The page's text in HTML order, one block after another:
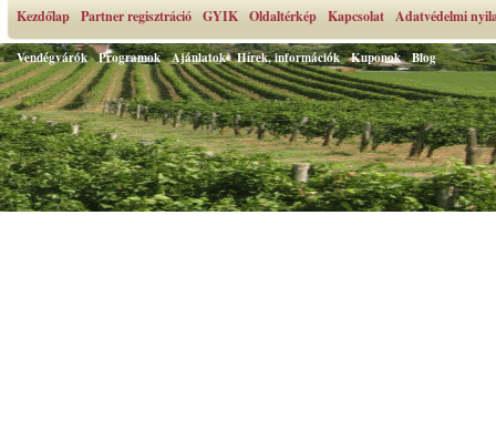
Kezdőlap Partner regisztráció GYIK Oldaltérkép Kapcsolat Adatvédelmi
Vendégvárók Programok Ajánlatok Hírek, információk Kuponok Blog